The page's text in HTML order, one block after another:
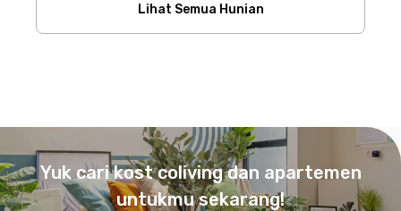
Lihat Semua Hunian
Yuk cari kost coliving dan apartemen
untukmu sekarang!